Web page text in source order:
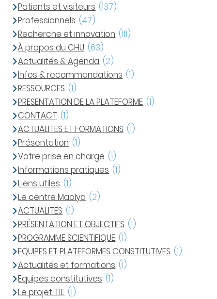
Patients et visiteurs (137)
Professionnels (47)
Recherche et innovation (111)
À propos du CHU (63)
Actualités & Agenda (2)
Infos & recommandations (1)
RESSOURCES (1)
PRESENTATION DE LA PLATEFORME (1)
CONTACT (1)
ACTUALITES ET FORMATIONS (1)
Présentation (1)
Votre prise en charge (1)
Informations pratiques (1)
Liens utiles (1)
Le centre Maolya (2)
ACTUALITES (1)
PRÉSENTATION ET OBJECTIFS (1)
PROGRAMME SCIENTIFIQUE (1)
EQUIPES ET PLATEFORMES CONSTITUTIVES (1)
Actualités et formations (1)
Equipes constitutives (1)
Le projet TIE (1)